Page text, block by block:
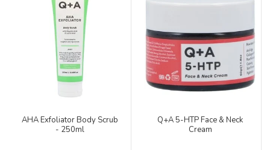
AHA Exfoliator Body Scrub
- 250ml
Q+A 5-HTP Face & Neck
Cream